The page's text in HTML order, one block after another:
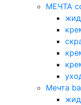
МЕЧТА
Мечта